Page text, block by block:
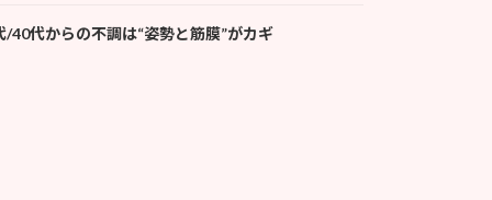
40代からの不調は“姿勢と筋膜”がカギ